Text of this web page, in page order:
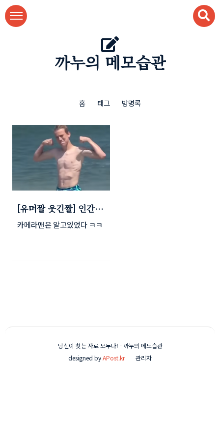
본문 바로가기
까누의 메모습관
홈 태그 방명록
[유머짤 웃긴짤] 인간은
그저 나약한 존재 ㅋㅋ
ㅋ
카메라맨은 알고있었다 ㅋㅋ
당신이 찾는 자료 모두다! - 까누의 메모습관
designed byAPost.kr 관리자